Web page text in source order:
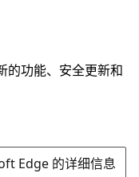
功能、安全更新和
Edge 的详细信息